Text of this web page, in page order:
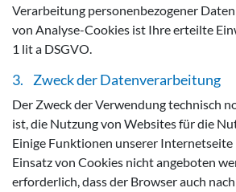
Verarbeitung personenbezogener
von Analyse-Cookies ist Ihre erteilte
1 lit a DSGVO.
3. Zweck der Datenverarbeitung
Der Zweck der Verwendung technisch
ist, die Nutzung von Websites für die
Einige Funktionen unserer Internetseite
Einsatz von Cookies nicht angeboten
erforderlich, dass der Browser auch